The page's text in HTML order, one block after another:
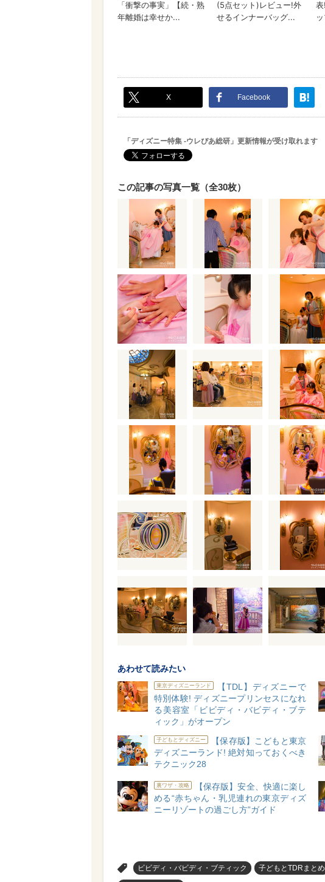
X Facebook
「ディズニー特集 -ウレぴあ総研」更新情報が受け取れます
この記事の写真一覧（全30枚）
あわせて読みたい
東京ディズニーランド
【TDL】ディズニーで
特別体験! ディズニープリンセスになれ
る美容室「ビビディ・バビディ・ブテ
ィック」がオープン
子どもとディズニー
【保存版】こどもと東京
ディズニーランド! 絶対知っておくべき
テクニック28
裏ワザ・攻略
【保存版】安全、快適に楽し
める“赤ちゃん・乳児連れの東京ディズ
ニーリゾートの過ごし方”ガイド
ビビディ・バビディ・ブティック 子どもとTDRまとめ